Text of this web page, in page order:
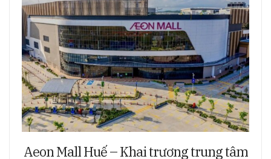
Aeon Mall Huế – Khai trương trung tâm